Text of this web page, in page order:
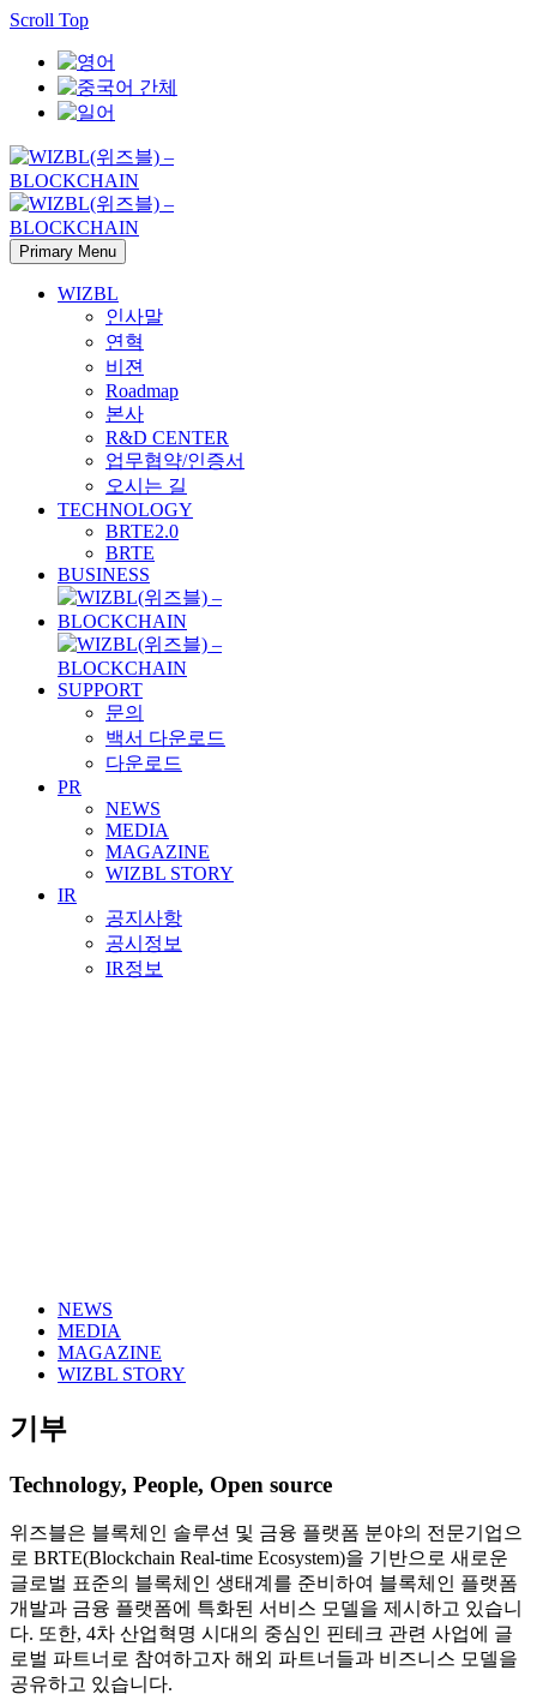
Scroll Top
Primary Menu
WIZBL
인사말
연혁
비젼
Roadmap
본사
R&D CENTER
업무협약/인증서
오시는 길
TECHNOLOGY
BRTE2.0
BRTE
BUSINESS
SUPPORT
문의
백서 다운로드
다운로드
PR
NEWS
MEDIA
MAGAZINE
WIZBL STORY
IR
공지사항
공시정보
IR정보
NEWS
MEDIA
MAGAZINE
WIZBL STORY
기부
Technology, People, Open source
위즈블은 블록체인 솔루션 및 금융 플랫폼 분야의 전문기업으
로 BRTE(Blockchain Real-time Ecosystem)을 기반으로 새로운
글로벌 표준의 블록체인 생태계를 준비하여 블록체인 플랫폼
개발과 금융 플랫폼에 특화된 서비스 모델을 제시하고 있습니
다. 또한, 4차 산업혁명 시대의 중심인 핀테크 관련 사업에 글
로벌 파트너로 참여하고자 해외 파트너들과 비즈니스 모델을
공유하고 있습니다.